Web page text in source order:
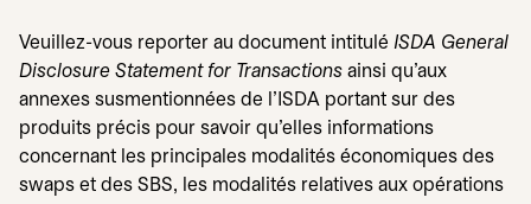
Veuillez-vous reporter au document intitulé ISDA General
Disclosure Statement for Transactions ainsi qu'aux
annexes susmentionnées de l'ISDA portant sur des
produits précis pour savoir qu'elles informations
concernant les principales modalités économiques des
swaps et des SBS, les modalités relatives aux opérations